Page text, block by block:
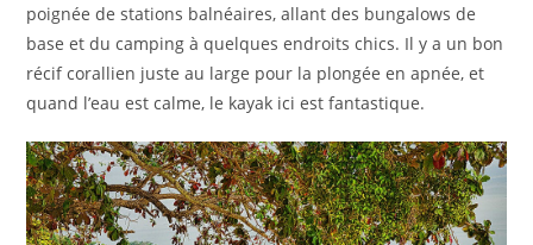
poignée de stations balnéaires, allant des bungalows de
base et du camping à quelques endroits chics. Il y a un bon
récif corallien juste au large pour la plongée en apnée, et
quand l’eau est calme, le kayak ici est fantastique.